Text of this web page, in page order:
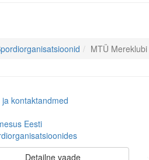
MTÜ
ja kontaktandmed
Eesti
Detailne vaade